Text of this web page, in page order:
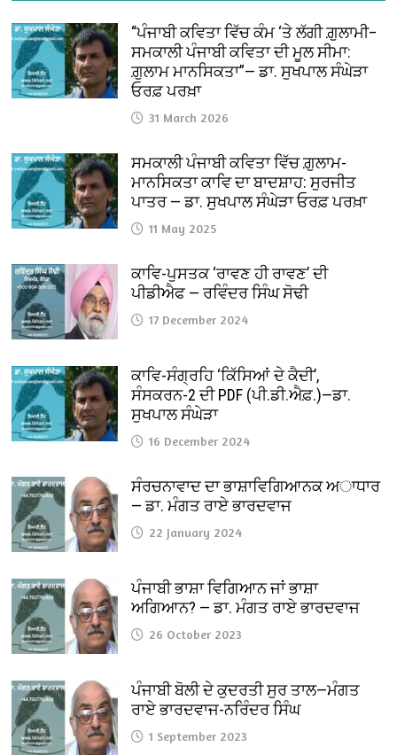
“ਪੰਜਾਬੀ ਕਵਿਤਾ ਵਿੱਚ ਕੰਮ ‘ਤੇ ਲੱਗੀ ਗ਼ੁਲਾਮੀ–
ਸਮਕਾਲੀ ਪੰਜਾਬੀ ਕਵਿਤਾ ਦੀ ਮੂਲ ਸੀਮਾ:
ਗ਼ੁਲਾਮ ਮਾਨਸਿਕਤਾ”— ਡਾ. ਸੁਖਪਾਲ ਸੰਘੇੜਾ
ਓਰਫ਼ ਪਰਖ਼ਾ
31 March 2026
ਸਮਕਾਲੀ ਪੰਜਾਬੀ ਕਵਿਤਾ ਵਿੱਚ ਗ਼ੁਲਾਮ-
ਮਾਨਸਿਕਤਾ ਕਾਵਿ ਦਾ ਬਾਦਸ਼ਾਹ: ਸੁਰਜੀਤ
ਪਾਤਰ — ਡਾ. ਸੁਖਪਾਲ ਸੰਘੇੜਾ ਓਰਫ਼ ਪਰਖ਼ਾ
11 May 2025
ਕਾਵਿ-ਪੁਸਤਕ ‘ਰਾਵਣ ਹੀ ਰਾਵਣ’ ਦੀ
ਪੀਡੀਐਫ — ਰਵਿੰਦਰ ਸਿੰਘ ਸੋਢੀ
17 December 2024
ਕਾਵਿ-ਸੰਗ੍ਰਹਿ ‘ਕਿੱਸਿਆਂ ਦੇ ਕੈਦੀ’,
ਸੰਸਕਰਨ-2 ਦੀ PDF (ਪੀ.ਡੀ.ਐਫ਼.)—ਡਾ.
ਸੁਖਪਾਲ ਸੰਘੇੜਾ
16 December 2024
ਸੰਰਚਨਾਵਾਦ ਦਾ ਭਾਸ਼ਾਵਿਗਿਆਨਕ ਅਾਧਾਰ
— ਡਾ. ਮੰਗਤ ਰਾਏ ਭਾਰਦਵਾਜ
22 January 2024
ਪੰਜਾਬੀ ਭਾਸ਼ਾ ਵਿਗਿਆਨ ਜਾਂ ਭਾਸ਼ਾ
ਅਗਿਆਨ? — ਡਾ. ਮੰਗਤ ਰਾਏ ਭਾਰਦਵਾਜ
26 October 2023
ਪੰਜਾਬੀ ਬੋਲੀ ਦੇ ਕੁਦਰਤੀ ਸੁਰ ਤਾਲ—ਮੰਗਤ
ਰਾਏ ਭਾਰਦਵਾਜ-ਨਰਿੰਦਰ ਸਿੰਘ
1 September 2023